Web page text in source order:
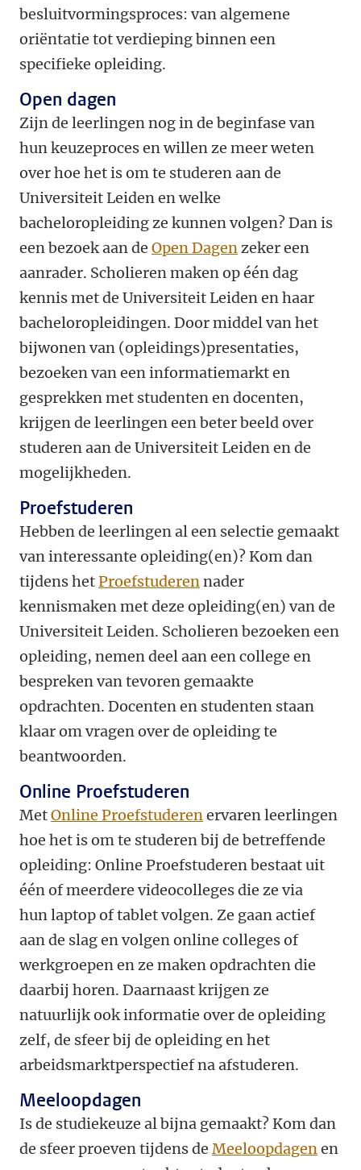
besluitvormingsproces: van algemene
oriëntatie tot verdieping binnen een
specifieke opleiding.
Open dagen
Zijn de leerlingen nog in de beginfase van
hun keuzeproces en willen ze meer weten
over hoe het is om te studeren aan de
Universiteit Leiden en welke
bacheloropleiding ze kunnen volgen? Dan is
een bezoek aan de Open Dagenzeker een
aanrader. Scholieren maken op één dag
kennis met de Universiteit Leiden en haar
bacheloropleidingen. Door middel van het
bijwonen van (opleidings)presentaties,
bezoeken van een informatiemarkt en
gesprekken met studenten en docenten,
krijgen de leerlingen een beter beeld over
studeren aan de Universiteit Leiden en de
mogelijkheden.
Proefstuderen
Hebben de leerlingen al een selectie gemaakt
van interessante opleiding(en)? Kom dan
tijdens hetProefstuderennader
kennismaken met deze opleiding(en) van de
Universiteit Leiden. Scholieren bezoeken een
opleiding, nemen deel aan een college en
bespreken van tevoren gemaakte
opdrachten. Docenten en studenten staan
klaar om vragen over de opleiding te
beantwoorden.
Online Proefstuderen
MetOnline Proefstuderenervaren leerlingen
hoe het is om te studeren bij de betreffende
opleiding: Online Proefstuderen bestaat uit
één of meerdere videocolleges die ze via
hun laptop of tablet volgen. Ze gaan actief
aan de slag en volgen online colleges of
werkgroepen en ze maken opdrachten die
daarbij horen. Daarnaast krijgen ze
natuurlijk ook informatie over de opleiding
zelf, de sfeer bij de opleiding en het
arbeidsmarktperspectief na afstuderen.
Meeloopdagen
Is de studiekeuze al bijna gemaakt? Kom dan
de sfeer proeven tijdens de Meeloopdagenen